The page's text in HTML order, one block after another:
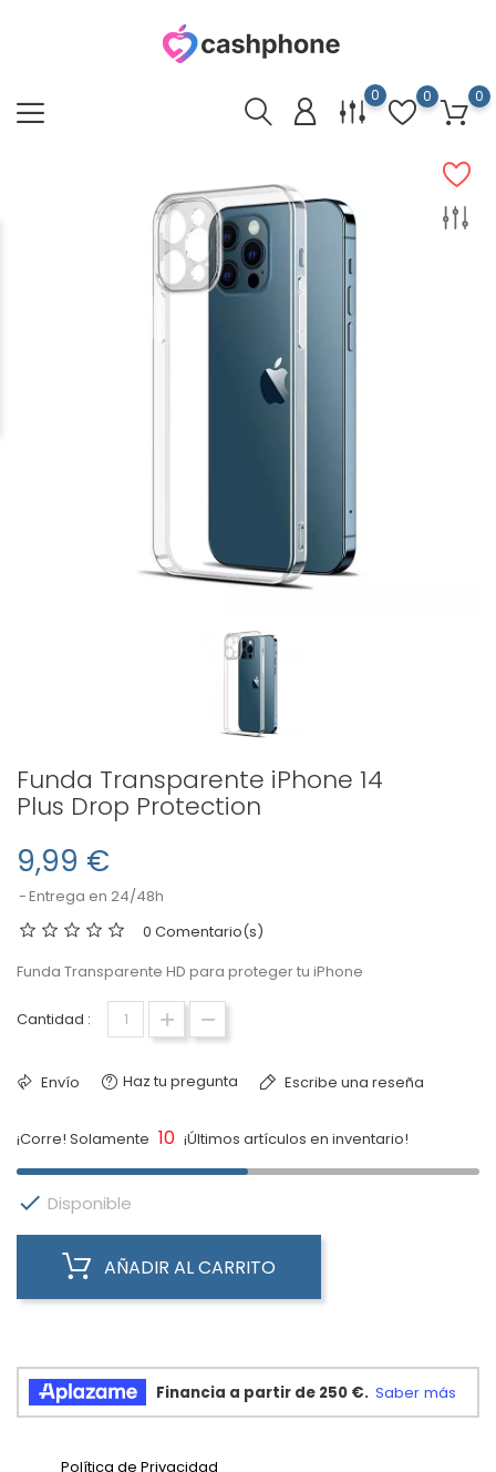
0
0
0
Funda Transparente iPhone 14
Plus Drop Protection
9,99 €
Entrega en 24/48h
0 Comentario(s)
Funda Transparente HD para proteger tu iPhone
Cantidad :
Envío Haz tu pregunta Escribe una reseña
¡Corre! Solamente 10 ¡Últimos artículos en inventario!
 Disponible
AÑADIR AL CARRITO
Política de Privacidad